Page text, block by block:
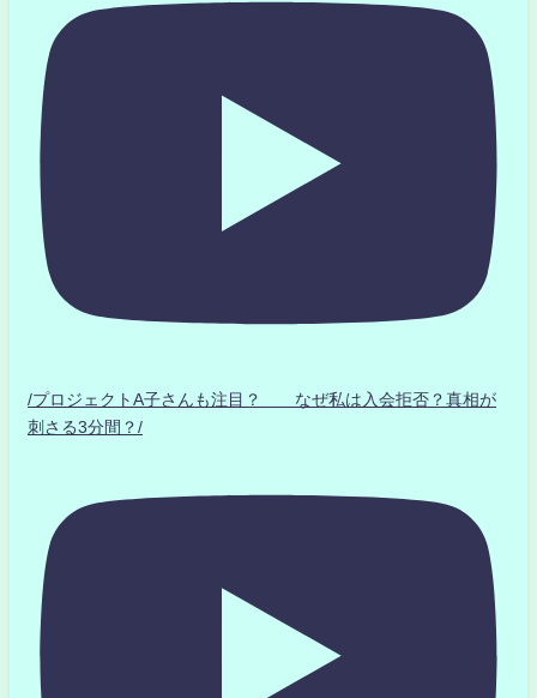
/プロジェクトA子さんも注目？ なぜ私は入会拒否？真相が
刺さる3分間？/